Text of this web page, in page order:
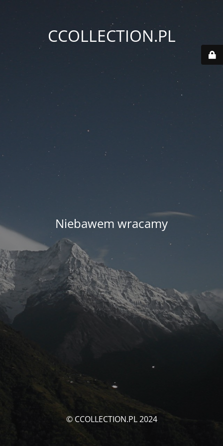
CCOLLECTION.PL
Niebawem wracamy
© CCOLLECTION.PL 2024